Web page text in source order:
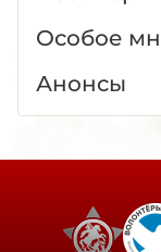
Особое
Анонсы